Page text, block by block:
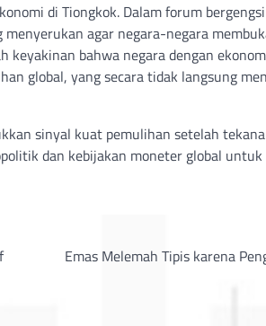
di Tiongkok. Dalam forum
agar negara-negara
bahwa negara dengan
global, yang secara tidak langsung
sinyal kuat pemulihan setelah
dan kebijakan moneter global
Emas Melemah Tipis karena